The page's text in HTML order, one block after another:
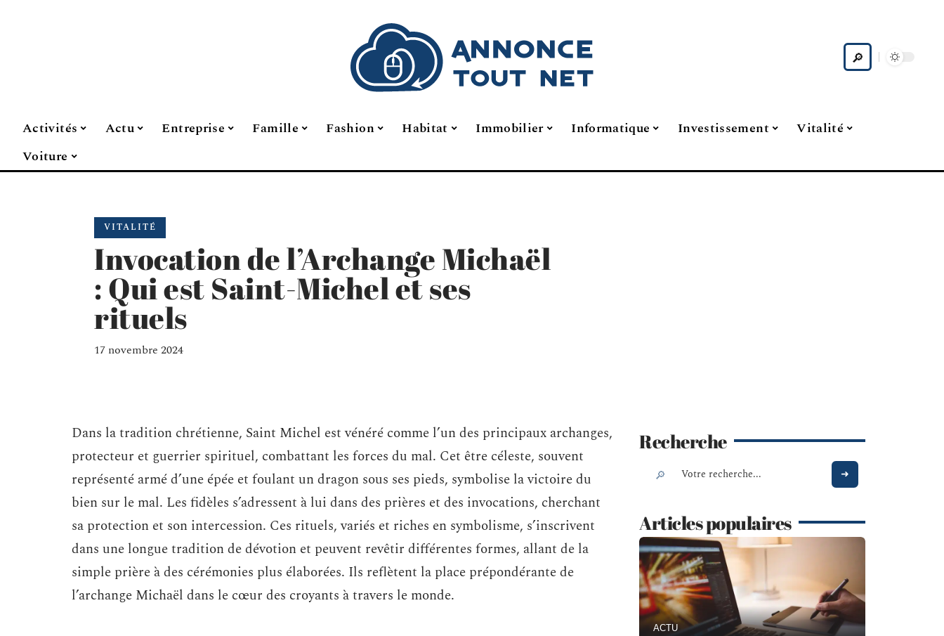
Activités Actu Entreprise Famille Fashion Habitat Immobilier Informatique Investissement
Vitalité
Voiture
VITALITÉ
Invocation de l’Archange Michaël
: Qui est Saint-Michel et ses
rituels
17 novembre 2024
Dans la tradition chrétienne, Saint Michel est vénéré comme l’un des principaux archanges,
protecteur et guerrier spirituel, combattant les forces du mal. Cet être céleste, souvent
représenté armé d’une épée et foulant un dragon sous ses pieds, symbolise la victoire du
bien sur le mal. Les fidèles s’adressent à lui dans des prières et des invocations, cherchant
sa protection et son intercession. Ces rituels, variés et riches en symbolisme, s’inscrivent
dans une longue tradition de dévotion et peuvent revêtir différentes formes, allant de la
simple prière à des cérémonies plus élaborées. Ils reflètent la place prépondérante de
l’archange Michaël dans le cœur des croyants à travers le monde.
Recherche
Articles populaires
ACTU